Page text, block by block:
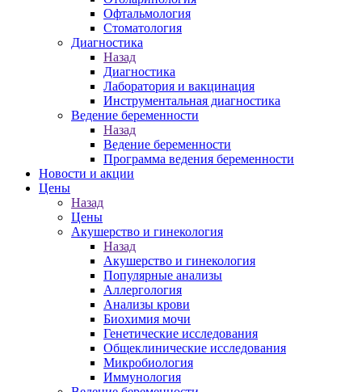
Офтальмология
Стоматология
Диагностика
Назад
Диагностика
Лаборатория и вакцинация
Инструментальная диагностика
Ведение беременности
Назад
Ведение беременности
Программа ведения беременности
Новости и акции
Цены
Назад
Цены
Акушерство и гинекология
Назад
Акушерство и гинекология
Популярные анализы
Аллергология
Анализы крови
Биохимия мочи
Генетические исследования
Общеклинические исследования
Микробиология
Иммунология